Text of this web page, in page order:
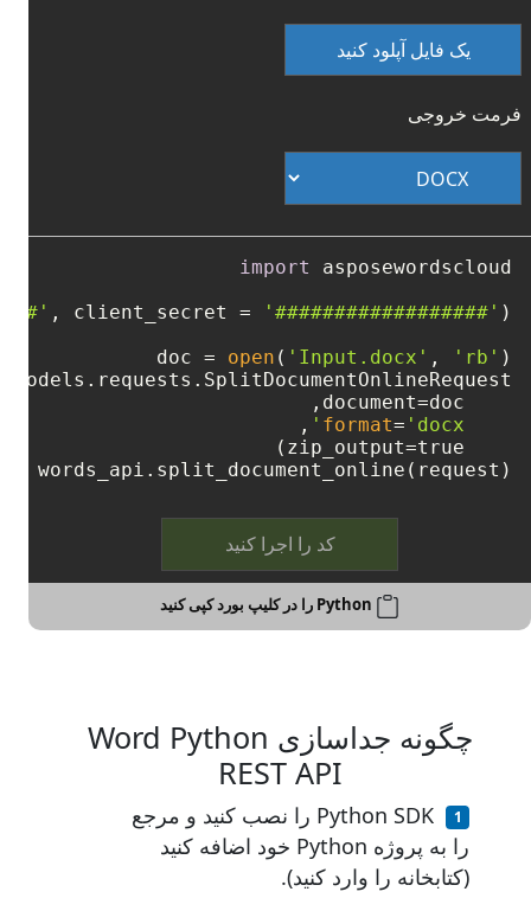
یک فایل آپلود کنید
فرمت خروجی
import
, client_secret =
'##################'
doc = open ( 'Input.docx' , 'rb'
format= 'docx'
= words_api.split_document_online(request)
کد را اجرا کنید
Python را در کلیپ بورد کپی کنید
چگونه جداسازی Word Python
REST API
Python SDK را نصب کنید و مرجع
را به پروژه Python خود اضافه کنید
(کتابخانه را وارد کنید).